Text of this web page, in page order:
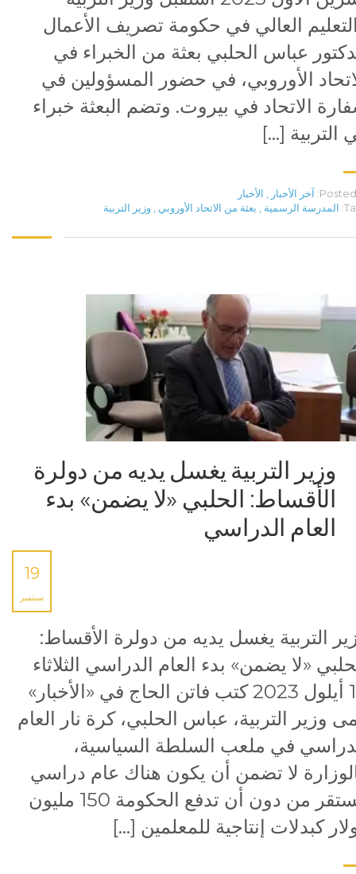
العالي في حكومة تصريف الأعمال
عباس الحلبي بعثة من الخبراء في
الأوروبي، في حضور المسؤولين في
الاتحاد في بيروت. وتضم البعثة خبراء
التربية […]
Posted آخر الأخبار
الأخبار
المدرسة الرسمية بعثة من الاتحاد الأوروبي وزير التربية
وزير التربية يغسل يديه من دولرة
الأقساط: الحلبي «لا يضمن» بدء
العام الدراسي
19
سبتمبر
التربية يغسل يديه من دولرة الأقساط:
«لا يضمن» بدء العام الدراسي الثلاثاء
19 أيلول 2023 كتب فاتن الحاج في «الأخبار»
وزير التربية، عباس الحلبي، كرة نار العام
في ملعب السلطة السياسية،
لا تضمن أن يكون هناك عام دراسي
مستقر من دون أن تدفع الحكومة 150 مليون
كبدلات إنتاجية للمعلمين […]